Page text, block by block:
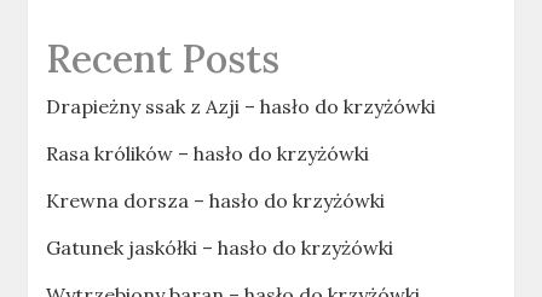
Recent Posts
Drapieżny ssak z Azji – hasło do krzyżówki
Rasa królików – hasło do krzyżówki
Krewna dorsza – hasło do krzyżówki
Gatunek jaskółki – hasło do krzyżówki